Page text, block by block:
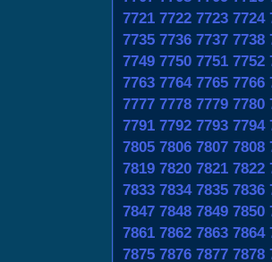
7721 7722 7723 7724
7735 7736 7737 7738
7749 7750 7751 7752
7763 7764 7765 7766
7777 7778 7779 7780
7791 7792 7793 7794
7805 7806 7807 7808
7819 7820 7821 7822
7833 7834 7835 7836
7847 7848 7849 7850
7861 7862 7863 7864
7875 7876 7877 7878